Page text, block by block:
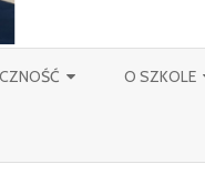
to
O SZKOLE